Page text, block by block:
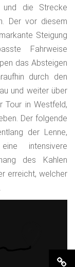
und die Strecke
Der vor diesem
Steigung
Fahrweise
das Absteigen
durch den
und weiter über
Tour in Westfeld,
Der folgende
der Lenne,
intensivere
des Kahlen
erreicht, welcher